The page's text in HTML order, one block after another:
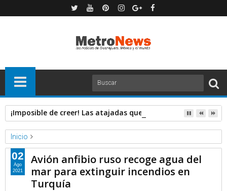
¡Imposible de creer! Las atajadas que salvaron la Jornada 3
Inicio
RT
Avión anfibio ruso recoge agua del mar para extinguir incendios
en Turquía
Avión anfibio ruso recoge agua del
mar para extinguir incendios en
Turquía
02
Ago
2021